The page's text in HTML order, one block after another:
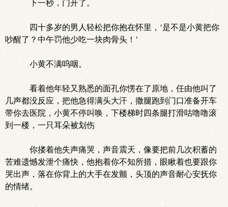
下一秒，门开了。
四十多岁的男人轻松把你抱在怀里，‘是不是小黄把你
吵醒了？中午罚他少吃一块肉骨头！’
小黄不满呜咽。
看着他年轻又熟悉的面孔你愣在了原地，任由他叫了
几声都没反应，把他急得满头大汗，撒腿跑到门口准备开车
带你去医院，小黄不停叫唤，下楼梯时四条腿打滑咕噜噜滚
到一楼，一只耳朵被划伤
你搂着他失声痛哭，声音震天，像要把前几次积蓄的
苦难遗憾发泄个痛快，他抱着你不知所措，眼瞅着也要跟你
哭出声，落在你背上的大手在发颤，头顶的声音耐心安抚你
的情绪。